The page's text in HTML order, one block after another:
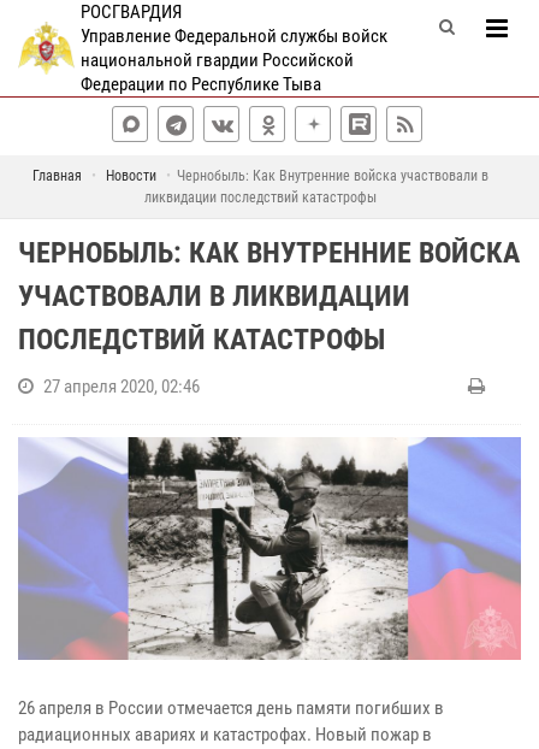
РОСГВАРДИЯ
Управление Федеральной службы войск
национальной гвардии Российской
Федерации по Республике Тыва
Главная Новости
Чернобыль: Как Внутренние войска участвовали в
ликвидации последствий катастрофы
ЧЕРНОБЫЛЬ: КАК ВНУТРЕННИЕ ВОЙСКА
УЧАСТВОВАЛИ В ЛИКВИДАЦИИ
ПОСЛЕДСТВИЙ КАТАСТРОФЫ
27 апреля 2020, 02:46
26 апреля в России отмечается день памяти погибших в
радиационных авариях и катастрофах. Новый пожар в